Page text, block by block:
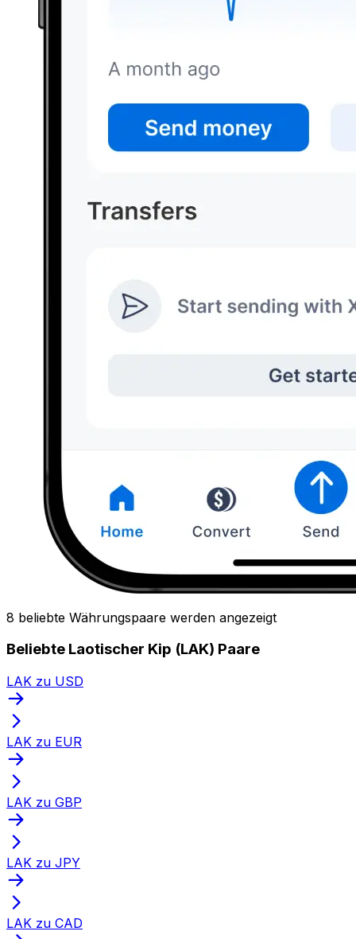
8 beliebte Währungspaare werden angezeigt
Beliebte Laotischer Kip (LAK) Paare
LAK zu USD
LAK zu EUR
LAK zu GBP
LAK zu JPY
LAK zu CAD